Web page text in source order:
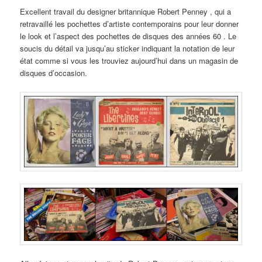
Excellent travail du designer britannique Robert Penney , qui a
retravaillé les pochettes d’artiste contemporains pour leur donner
le look et l’aspect des pochettes de disques des années 60 . Le
soucis du détail va jusqu’au sticker indiquant la notation de leur
état comme si vous les trouviez aujourd’hui dans un magasin de
disques d’occasion.